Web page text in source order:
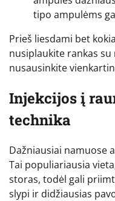
tipo ampulėms
Prieš liesdami bet
nusiplaukite rankas
nusausinkite
Injekcijos į
technika
Dažniausiai namuose
Tai populiariausia
storas, todėl gali
slypi ir didžiausias